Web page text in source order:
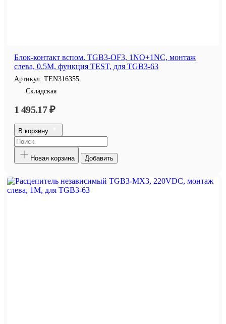
Блок-контакт вспом. TGB3-OF3, 1NO+1NC, монтаж
слева, 0.5M, функция TEST, для TGB3-63
Артикул: TEN316355
Складская
1 495.17 ₽
В корзину
Новая корзина Добавить